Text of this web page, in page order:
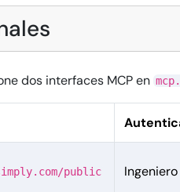
dos interfaces MCP en
public Ingeniero